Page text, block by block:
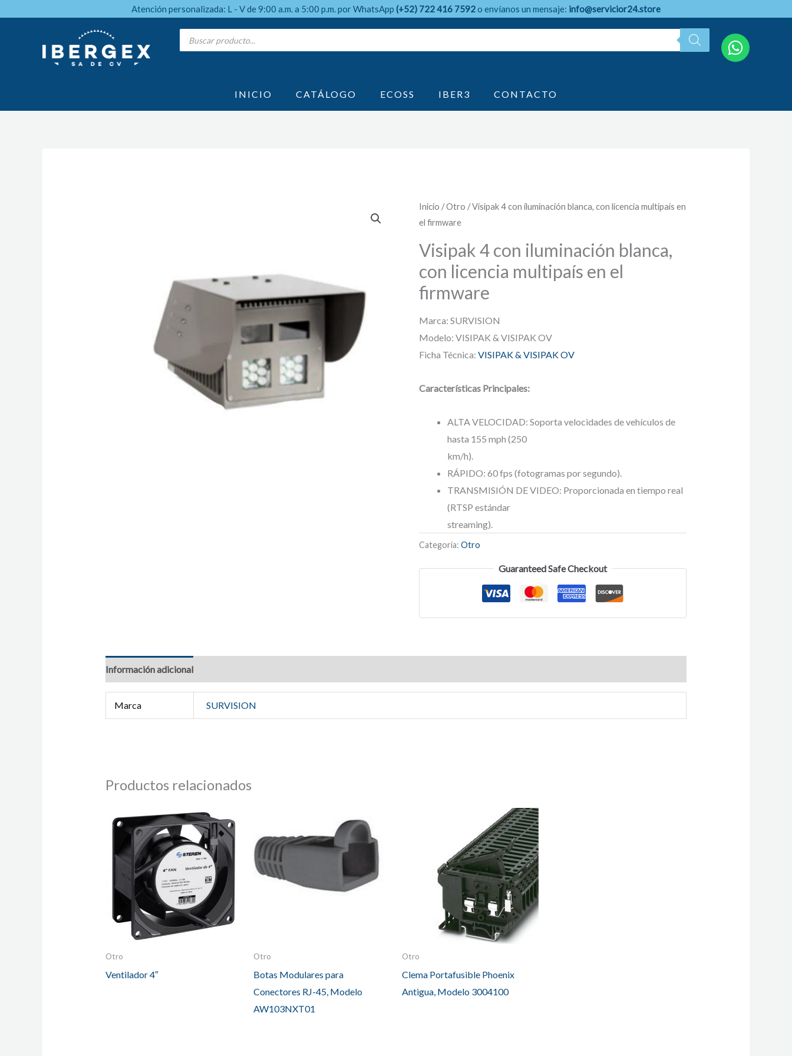
Atención personalizada: L - V de 9:00 a.m. a 5:00 p.m. por WhatsApp (+52) 722 416 7592o envíanos un mensaje: info@servicior24.store
Products
search
INICIO CATÁLOGO ECOSS IBER3 CONTACTO
Inicio /Otro / Visipak 4 con iluminación blanca, con licencia multipaís en
el firmware
Visipak 4 con iluminación blanca,
con licencia multipaís en el
firmware
Marca: SURVISION
Modelo: VISIPAK & VISIPAK OV
Ficha Técnica:VISIPAK & VISIPAK OV
Características Principales:
ALTA VELOCIDAD: Soporta velocidades de vehículos de
hasta 155 mph (250
km/h).
RÁPIDO: 60 fps (fotogramas por segundo).
TRANSMISIÓN DE VIDEO: Proporcionada en tiempo real
(RTSP estándar
streaming).
Categoría:Otro
Guaranteed Safe Checkout
Información adicional
Marca SURVISION
Productos relacionados
Otro
Ventilador 4″
Otro
Botas Modulares para
Conectores RJ-45, Modelo
AW103NXT01
Otro
Clema Portafusible Phoenix
Antigua, Modelo 3004100